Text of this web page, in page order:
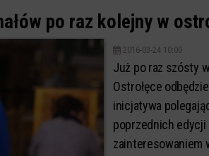
po raz kolejny w
2016-03-24 10:00
Już po raz szósty
Ostrołęce
inicjatywa
poprzednich edycji
zainteresowaniem